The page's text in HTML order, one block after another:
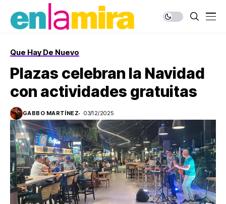
Que Hay De Nuevo
Plazas celebran la Navidad
con actividades gratuitas
GABBO MARTÍNEZ 03/12/2025